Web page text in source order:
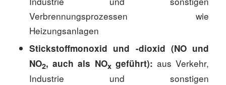
Verbrennungsprozessen wie
Heizungsanlagen
Stickstoffmonoxid und -dioxid (NO und
NO2, auch als NOxgeführt): aus Verkehr,
Industrie und sonstigen